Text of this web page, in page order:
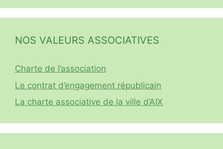
NOS VALEURS ASSOCIATIVES
Charte de l’association
Le contrat d’engagement républicain
La charte associative de la ville d’AIX